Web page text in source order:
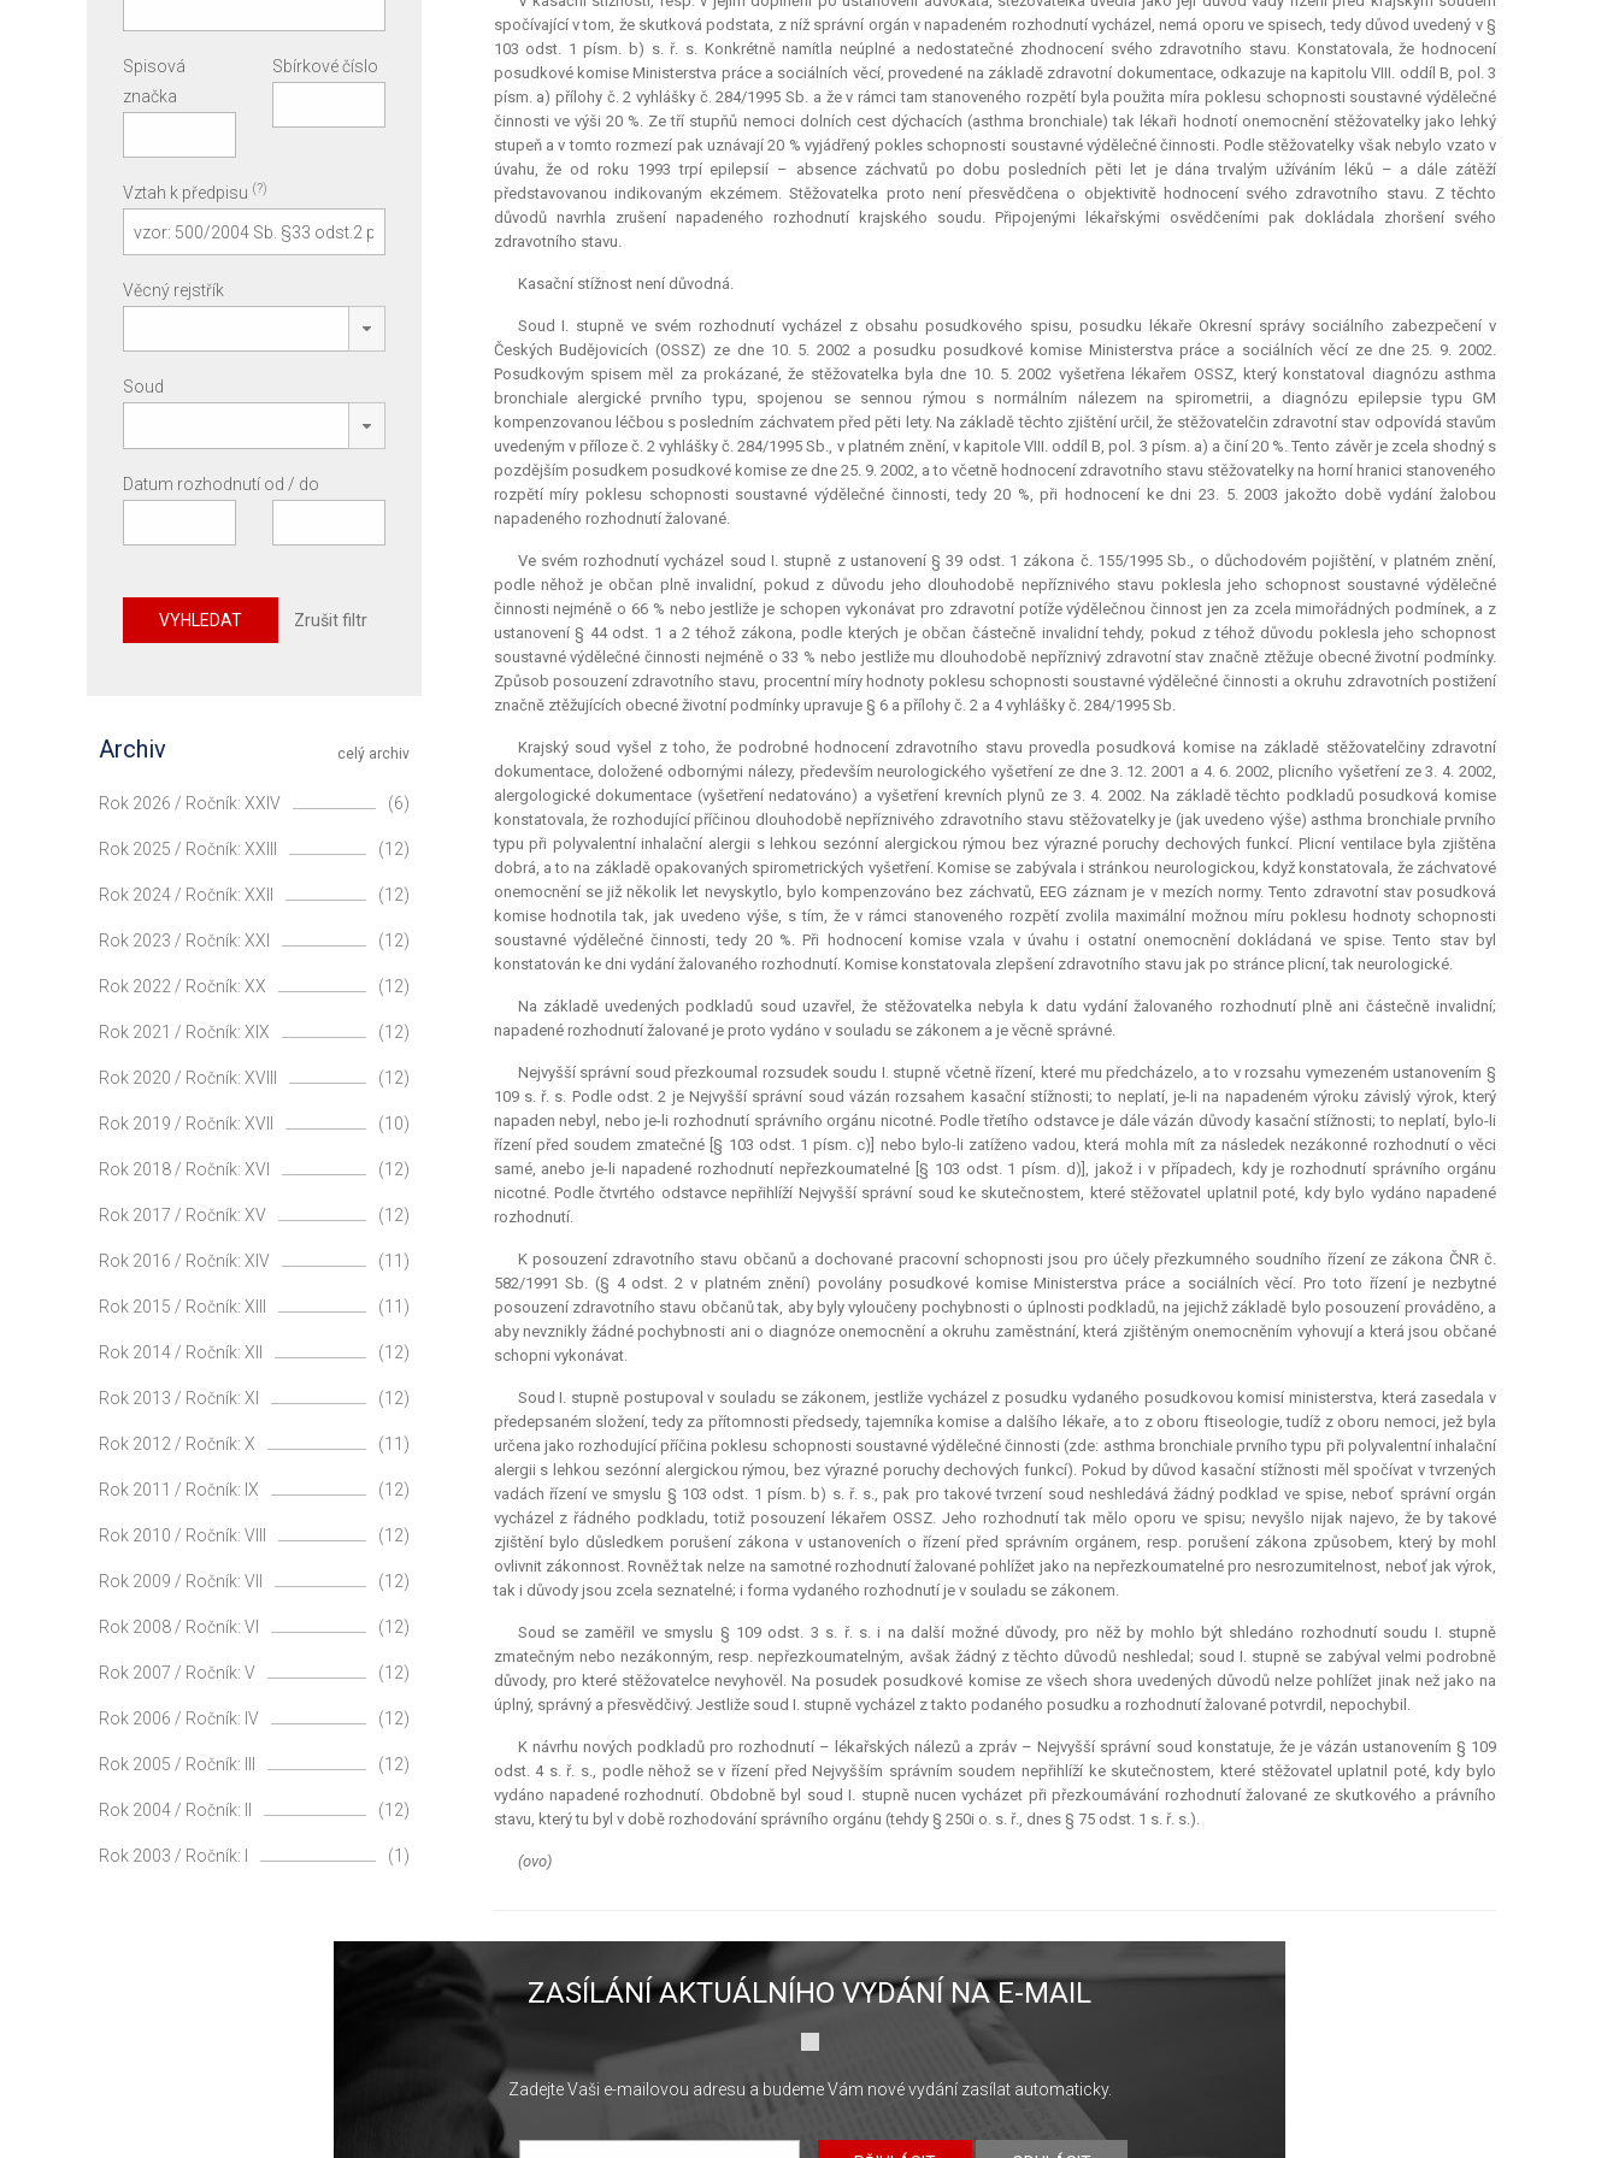
spočívající v tom, že skutková podstata, z níž správní orgán v napadeném rozhodnutí vycházel, nemá oporu ve spisech, tedy důvod uvedený v §
103 odst. 1 písm. b) s. ř. s. Konkrétně namítla neúplné a nedostatečné zhodnocení svého zdravotního stavu. Konstatovala, že hodnocení
posudkové komise Ministerstva práce a sociálních věcí, provedené na základě zdravotní dokumentace, odkazuje na kapitolu VIII. oddíl B, pol. 3
písm. a) přílohy č. 2 vyhlášky č. 284/1995 Sb. a že v rámci tam stanoveného rozpětí byla použita míra poklesu schopnosti soustavné výdělečné
činnosti ve výši 20 %. Ze tří stupňů nemoci dolních cest dýchacích (asthma bronchiale) tak lékaři hodnotí onemocnění stěžovatelky jako lehký
stupeň a v tomto rozmezí pak uznávají 20 % vyjádřený pokles schopnosti soustavné výdělečné činnosti. Podle stěžovatelky však nebylo vzato v
úvahu, že od roku 1993 trpí epilepsií – absence záchvatů po dobu posledních pěti let je dána trvalým užíváním léků – a dále zátěží
představovanou indikovaným ekzémem. Stěžovatelka proto není přesvědčena o objektivitě hodnocení svého zdravotního stavu. Z těchto
důvodů navrhla zrušení napadeného rozhodnutí krajského soudu. Připojenými lékařskými osvědčeními pak dokládala zhoršení svého
zdravotního stavu.
Kasační stížnost není důvodná.
Soud I. stupně ve svém rozhodnutí vycházel z obsahu posudkového spisu, posudku lékaře Okresní správy sociálního zabezpečení v
Českých Budějovicích (OSSZ) ze dne 10. 5. 2002 a posudku posudkové komise Ministerstva práce a sociálních věcí ze dne 25. 9. 2002.
Posudkovým spisem měl za prokázané, že stěžovatelka byla dne 10. 5. 2002 vyšetřena lékařem OSSZ, který konstatoval diagnózu asthma
bronchiale alergické prvního typu, spojenou se sennou rýmou s normálním nálezem na spirometrii, a diagnózu epilepsie typu GM
kompenzovanou léčbou s posledním záchvatem před pěti lety. Na základě těchto zjištění určil, že stěžovatelčin zdravotní stav odpovídá stavům
uvedeným v příloze č. 2 vyhlášky č. 284/1995 Sb., v platném znění, v kapitole VIII. oddíl B, pol. 3 písm. a) a činí 20 %. Tento závěr je zcela shodný s
pozdějším posudkem posudkové komise ze dne 25. 9. 2002, a to včetně hodnocení zdravotního stavu stěžovatelky na horní hranici stanoveného
rozpětí míry poklesu schopnosti soustavné výdělečné činnosti, tedy 20 %, při hodnocení ke dni 23. 5. 2003 jakožto době vydání žalobou
napadeného rozhodnutí žalované.
Ve svém rozhodnutí vycházel soud I. stupně z ustanovení § 39 odst. 1 zákona č. 155/1995 Sb., o důchodovém pojištění, v platném znění,
podle něhož je občan plně invalidní, pokud z důvodu jeho dlouhodobě nepříznivého stavu poklesla jeho schopnost soustavné výdělečné
činnosti nejméně o 66 % nebo jestliže je schopen vykonávat pro zdravotní potíže výdělečnou činnost jen za zcela mimořádných podmínek, a z
ustanovení § 44 odst. 1 a 2 téhož zákona, podle kterých je občan částečně invalidní tehdy, pokud z téhož důvodu poklesla jeho schopnost
soustavné výdělečné činnosti nejméně o 33 % nebo jestliže mu dlouhodobě nepříznivý zdravotní stav značně ztěžuje obecné životní podmínky.
Způsob posouzení zdravotního stavu, procentní míry hodnoty poklesu schopnosti soustavné výdělečné činnosti a okruhu zdravotních postižení
značně ztěžujících obecné životní podmínky upravuje § 6 a přílohy č. 2 a 4 vyhlášky č. 284/1995 Sb.
Krajský soud vyšel z toho, že podrobné hodnocení zdravotního stavu provedla posudková komise na základě stěžovatelčiny zdravotní
dokumentace, doložené odbornými nálezy, především neurologického vyšetření ze dne 3. 12. 2001 a 4. 6. 2002, plicního vyšetření ze 3. 4. 2002,
alergologické dokumentace (vyšetření nedatováno) a vyšetření krevních plynů ze 3. 4. 2002. Na základě těchto podkladů posudková komise
konstatovala, že rozhodující příčinou dlouhodobě nepříznivého zdravotního stavu stěžovatelky je (jak uvedeno výše) asthma bronchiale prvního
typu při polyvalentní inhalační alergii s lehkou sezónní alergickou rýmou bez výrazné poruchy dechových funkcí. Plicní ventilace byla zjištěna
dobrá, a to na základě opakovaných spirometrických vyšetření. Komise se zabývala i stránkou neurologickou, když konstatovala, že záchvatové
onemocnění se již několik let nevyskytlo, bylo kompenzováno bez záchvatů, EEG záznam je v mezích normy. Tento zdravotní stav posudková
komise hodnotila tak, jak uvedeno výše, s tím, že v rámci stanoveného rozpětí zvolila maximální možnou míru poklesu hodnoty schopnosti
soustavné výdělečné činnosti, tedy 20 %. Při hodnocení komise vzala v úvahu i ostatní onemocnění dokládaná ve spise. Tento stav byl
konstatován ke dni vydání žalovaného rozhodnutí. Komise konstatovala zlepšení zdravotního stavu jak po stránce plicní, tak neurologické.
Na základě uvedených podkladů soud uzavřel, že stěžovatelka nebyla k datu vydání žalovaného rozhodnutí plně ani částečně invalidní;
napadené rozhodnutí žalované je proto vydáno v souladu se zákonem a je věcně správné.
Nejvyšší správní soud přezkoumal rozsudek soudu I. stupně včetně řízení, které mu předcházelo, a to v rozsahu vymezeném ustanovením §
109 s. ř. s. Podle odst. 2 je Nejvyšší správní soud vázán rozsahem kasační stížnosti; to neplatí, je-li na napadeném výroku závislý výrok, který
napaden nebyl, nebo je-li rozhodnutí správního orgánu nicotné. Podle třetího odstavce je dále vázán důvody kasační stížnosti; to neplatí, bylo-li
řízení před soudem zmatečné [§ 103 odst. 1 písm. c)] nebo bylo-li zatíženo vadou, která mohla mít za následek nezákonné rozhodnutí o věci
samé, anebo je-li napadené rozhodnutí nepřezkoumatelné [§ 103 odst. 1 písm. d)], jakož i v případech, kdy je rozhodnutí správního orgánu
nicotné. Podle čtvrtého odstavce nepřihlíží Nejvyšší správní soud ke skutečnostem, které stěžovatel uplatnil poté, kdy bylo vydáno napadené
rozhodnutí.
K posouzení zdravotního stavu občanů a dochované pracovní schopnosti jsou pro účely přezkumného soudního řízení ze zákona ČNR č.
582/1991 Sb. (§ 4 odst. 2 v platném znění) povolány posudkové komise Ministerstva práce a sociálních věcí. Pro toto řízení je nezbytné
posouzení zdravotního stavu občanů tak, aby byly vyloučeny pochybnosti o úplnosti podkladů, na jejichž základě bylo posouzení prováděno, a
aby nevznikly žádné pochybnosti ani o diagnóze onemocnění a okruhu zaměstnání, která zjištěným onemocněním vyhovují a která jsou občané
schopni vykonávat.
Soud I. stupně postupoval v souladu se zákonem, jestliže vycházel z posudku vydaného posudkovou komisí ministerstva, která zasedala v
předepsaném složení, tedy za přítomnosti předsedy, tajemníka komise a dalšího lékaře, a to z oboru ftiseologie, tudíž z oboru nemoci, jež byla
určena jako rozhodující příčina poklesu schopnosti soustavné výdělečné činnosti (zde: asthma bronchiale prvního typu při polyvalentní inhalační
alergii s lehkou sezónní alergickou rýmou, bez výrazné poruchy dechových funkcí). Pokud by důvod kasační stížnosti měl spočívat v tvrzených
vadách řízení ve smyslu § 103 odst. 1 písm. b) s. ř. s., pak pro takové tvrzení soud neshledává žádný podklad ve spise, neboť správní orgán
vycházel z řádného podkladu, totiž posouzení lékařem OSSZ. Jeho rozhodnutí tak mělo oporu ve spisu; nevyšlo nijak najevo, že by takové
zjištění bylo důsledkem porušení zákona v ustanoveních o řízení před správním orgánem, resp. porušení zákona způsobem, který by mohl
ovlivnit zákonnost. Rovněž tak nelze na samotné rozhodnutí žalované pohlížet jako na nepřezkoumatelné pro nesrozumitelnost, neboť jak výrok,
tak i důvody jsou zcela seznatelné; i forma vydaného rozhodnutí je v souladu se zákonem.
Soud se zaměřil ve smyslu § 109 odst. 3 s. ř. s. i na další možné důvody, pro něž by mohlo být shledáno rozhodnutí soudu I. stupně
zmatečným nebo nezákonným, resp. nepřezkoumatelným, avšak žádný z těchto důvodů neshledal; soud I. stupně se zabýval velmi podrobně
důvody, pro které stěžovatelce nevyhověl. Na posudek posudkové komise ze všech shora uvedených důvodů nelze pohlížet jinak než jako na
úplný, správný a přesvědčivý. Jestliže soud I. stupně vycházel z takto podaného posudku a rozhodnutí žalované potvrdil, nepochybil.
K návrhu nových podkladů pro rozhodnutí – lékařských nálezů a zpráv – Nejvyšší správní soud konstatuje, že je vázán ustanovením § 109
odst. 4 s. ř. s., podle něhož se v řízení před Nejvyšším správním soudem nepřihlíží ke skutečnostem, které stěžovatel uplatnil poté, kdy bylo
vydáno napadené rozhodnutí. Obdobně byl soud I. stupně nucen vycházet při přezkoumávání rozhodnutí žalované ze skutkového a právního
stavu, který tu byl v době rozhodování správního orgánu (tehdy § 250i o. s. ř., dnes § 75 odst. 1 s. ř. s.).
(ovo)
Spisová
značka
Sbírkové číslo
Vztah k předpisu (?)
Věcný rejstřík
Soud
Datum rozhodnutí od / do
VYHLEDAT Zrušit filtr
celý archiv
Archiv
Rok 2026 / Ročník: XXIV (6)
Rok 2025 / Ročník: XXIII (12)
Rok 2024 / Ročník: XXII (12)
Rok 2023 / Ročník: XXI (12)
Rok 2022 / Ročník: XX (12)
Rok 2021 / Ročník: XIX (12)
Rok 2020 / Ročník: XVIII (12)
Rok 2019 / Ročník: XVII (10)
Rok 2018 / Ročník: XVI (12)
Rok 2017 / Ročník: XV (12)
Rok 2016 / Ročník: XIV (11)
Rok 2015 / Ročník: XIII (11)
Rok 2014 / Ročník: XII (12)
Rok 2013 / Ročník: XI (12)
Rok 2012 / Ročník: X (11)
Rok 2011 / Ročník: IX (12)
Rok 2010 / Ročník: VIII (12)
Rok 2009 / Ročník: VII (12)
Rok 2008 / Ročník: VI (12)
Rok 2007 / Ročník: V (12)
Rok 2006 / Ročník: IV (12)
Rok 2005 / Ročník: III (12)
Rok 2004 / Ročník: II (12)
Rok 2003 / Ročník: I (1)
ZASÍLÁNÍ AKTUÁLNÍHO VYDÁNÍ NA E-MAIL
Zadejte Vaši e-mailovou adresu a budeme Vám nové vydání zasílat automaticky.